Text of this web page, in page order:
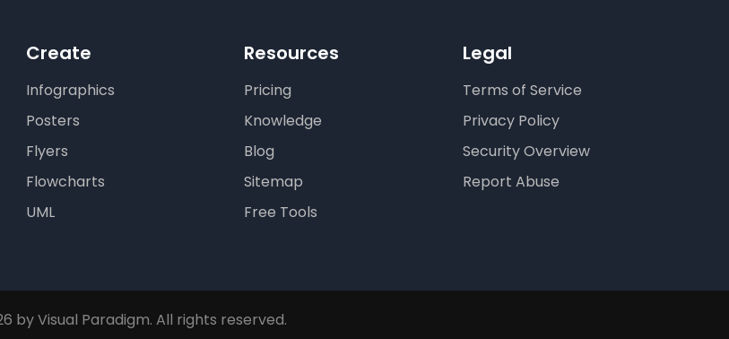
Create
Infographics
Posters
Flyers
Flowcharts
UML
Resources
Pricing
Knowledge
Blog
Sitemap
Free Tools
Legal
Terms of Service
Privacy Policy
Security Overview
Report Abuse
by Visual Paradigm. All rights reserved.